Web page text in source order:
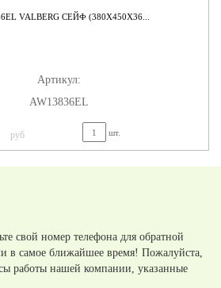
VALBERG СЕЙФ (380X450X36...
Артикул:
AW13836EL
руб шт.
свой номер телефона для обратной
в самое ближайшее время! Пожалуйста,
работы нашей компании, указанные